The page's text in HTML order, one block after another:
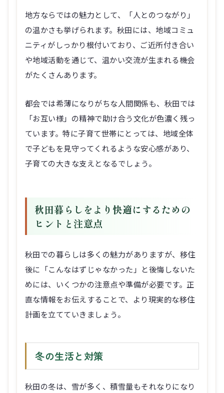
地方ならではの魅力として、「人とのつながり」
の温かさも挙げられます。秋田には、地域コミュ
ニティがしっかり根付いており、ご近所付き合い
や地域活動を通じて、温かい交流が生まれる機会
がたくさんあります。
都会では希薄になりがちな人間関係も、秋田では
「お互い様」の精神で助け合う文化が色濃く残っ
ています。特に子育て世帯にとっては、地域全体
で子どもを見守ってくれるような安心感があり、
子育ての大きな支えとなるでしょう。
秋田暮らしをより快適にするための
ヒントと注意点
秋田での暮らしは多くの魅力がありますが、移住
後に「こんなはずじゃなかった」と後悔しないた
めには、いくつかの注意点や準備が必要です。正
直な情報をお伝えすることで、より現実的な移住
計画を立てていきましょう。
冬の生活と対策
秋田の冬は、雪が多く、積雪量もそれなりになり